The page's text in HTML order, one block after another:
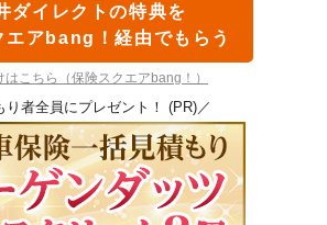
ダイレクトの特典を
エアbang！経由でもらう
はこちら（保険スクエアbang！）
り者全員にプレゼント！ (PR)／